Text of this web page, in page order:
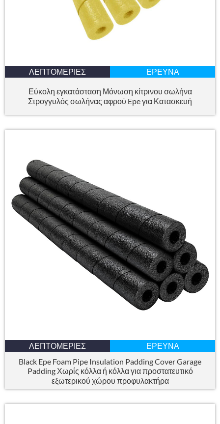
ΛΕΠΤΟΜΈΡΙΕΣ ΈΡΕΥΝΑ
Εύκολη εγκατάσταση Μόνωση κίτρινου σωλήνα
Στρογγυλός σωλήνας αφρού Epe για Κατασκευή
ΛΕΠΤΟΜΈΡΙΕΣ
ΈΡΕΥΝΑ
Black Epe Foam Pipe Insulation Padding Cover Garage
Padding Χωρίς κόλλα ή κόλλα για προστατευτικό
εξωτερικού χώρου προφυλακτήρα